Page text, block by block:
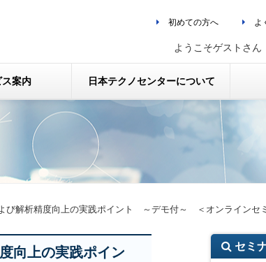
初めての方へ よ
ようこそゲストさん
案内 日本テクノセンターについて
び解析精度向上の実践ポイント ～デモ付～ ＜オンラインセ
向上の実践ポイン
セミ